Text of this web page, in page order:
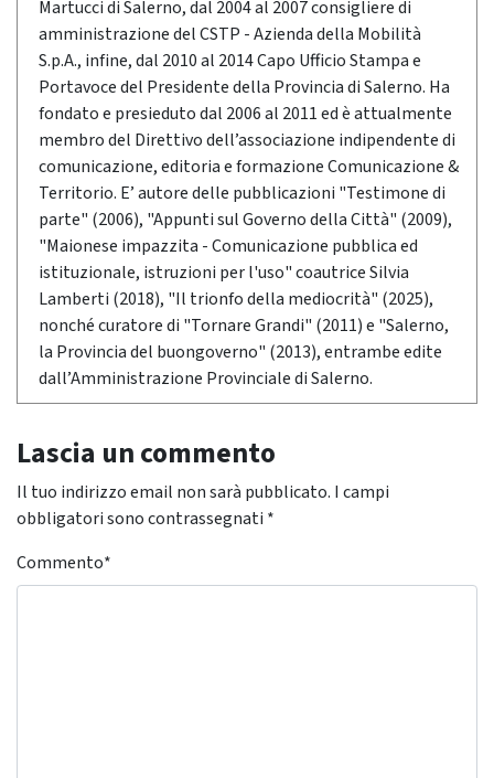
Martucci di Salerno, dal 2004 al 2007 consigliere di
amministrazione del CSTP - Azienda della Mobilità
S.p.A., infine, dal 2010 al 2014 Capo Ufficio Stampa e
Portavoce del Presidente della Provincia di Salerno. Ha
fondato e presieduto dal 2006 al 2011 ed è attualmente
membro del Direttivo dell’associazione indipendente di
comunicazione, editoria e formazione Comunicazione &
Territorio. E’ autore delle pubblicazioni "Testimone di
parte" (2006), "Appunti sul Governo della Città" (2009),
"Maionese impazzita - Comunicazione pubblica ed
istituzionale, istruzioni per l'uso" coautrice Silvia
Lamberti (2018), "Il trionfo della mediocrità" (2025),
nonché curatore di "Tornare Grandi" (2011) e "Salerno,
la Provincia del buongoverno" (2013), entrambe edite
dall’Amministrazione Provinciale di Salerno.
Lascia un commento
Il tuo indirizzo email non sarà pubblicato. I campi
obbligatori sono contrassegnati *
Commento*